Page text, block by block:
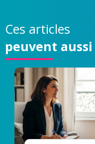
Ces articles
peuvent